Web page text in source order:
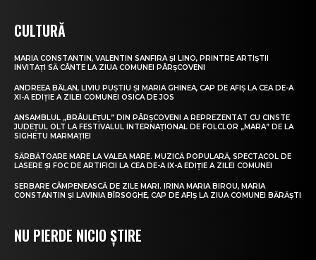
CULTURĂ
MARIA CONSTANTIN, VALENTIN SANFIRA ȘI LINO, PRINTRE ARTIȘTII
INVITAȚI SĂ CÂNTE LA ZIUA COMUNEI PÂRȘCOVENI
ANDREEA BĂLAN, LIVIU PUȘTIU ȘI MARIA GHINEA, CAP DE AFIȘ LA CEA DE-A
XI-A EDIȚIE A ZILEI COMUNEI OSICA DE JOS
ANSAMBLUL „BRÂULEȚUL” DIN PÂRȘCOVENI A REPREZENTAT CU CINSTE
JUDEȚUL OLT LA FESTIVALUL INTERNAȚIONAL DE FOLCLOR „MARA” DE LA
SIGHETU MARMAȚIEI
SĂRBĂTOARE MARE LA VALEA MARE. MUZICĂ POPULARĂ, SPECTACOL DE
LASERE ȘI FOC DE ARTIFICII LA CEA DE-A IX-A EDIȚIE A ZILEI COMUNEI
SERBARE CÂMPENEASCĂ DE ZILE MARI. IRINA MARIA BIROU, MARIA
CONSTANTIN ȘI LAVINIA BÎRSOGHE, CAP DE AFIȘ LA ZIUA COMUNEI BĂRĂȘTI
NU PIERDE NICIO ȘTIRE